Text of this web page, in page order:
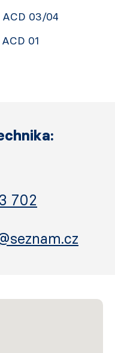
03/04
01
702